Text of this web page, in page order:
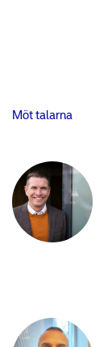
Möt talarna